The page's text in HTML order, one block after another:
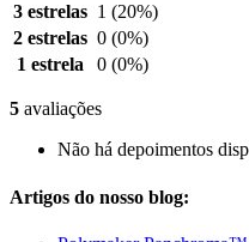
3 estrelas 1 (20%)
2 estrelas 0 (0%)
1 estrela
0 (0%)
5 avaliações
Não há depoimentos
Artigos do nosso blog: